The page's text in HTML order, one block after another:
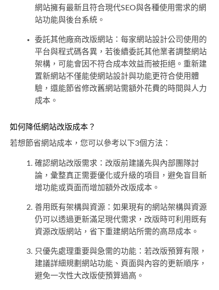
網站擁有最新且符合現代SEO與各種使用需求的網
站功能與後台系統。
委託其他廠商改版網站：每家網站設計公司使用的
平台與程式碼各異，若後續委託其他業者調整網站
架構，可能會因不符合成本效益而被拒絕。重新建
置新網站不僅能使網站設計與功能更符合使用體
驗，還能節省修改舊網站需額外花費的時間與人力
成本。
如何降低網站改版成本？
若想節省網站成本，您可以參考以下3個方法：
確認網站改版需求：改版前建議先與內部團隊討
論，彙整真正需要優化或升級的項目，避免盲目新
增功能或頁面而增加額外改版成本。
善用既有架構與資源：如果現有的網站架構與資源
仍可以透過更新滿足現代需求，改版時可利用既有
資源改版網站，省下重建網站所需的高昂成本。
只優先處理重要與急需的功能：若改版預算有限，
建議詳細規劃網站功能、頁面與內容的更新順序，
避免一次性大改版使預算過高。